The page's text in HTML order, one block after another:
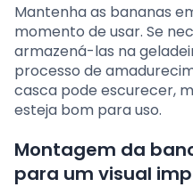
Mantenha as bananas
momento de usar. Se
armazená-las na
processo de
casca pode escurecer,
esteja bom para uso.
Montagem da
para um visual